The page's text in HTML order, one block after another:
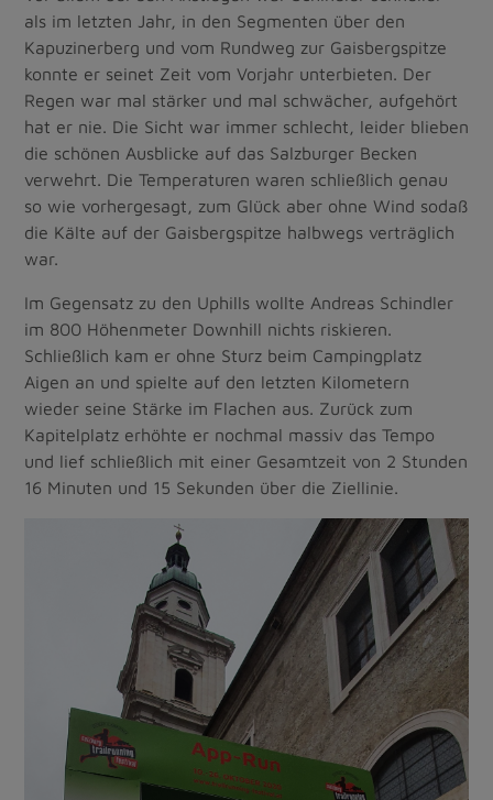
als im letzten Jahr, in den Segmenten über den
Kapuzinerberg und vom Rundweg zur Gaisbergspitze
konnte er seinet Zeit vom Vorjahr unterbieten. Der
Regen war mal stärker und mal schwächer, aufgehört
hat er nie. Die Sicht war immer schlecht, leider blieben
die schönen Ausblicke auf das Salzburger Becken
verwehrt. Die Temperaturen waren schließlich genau
so wie vorhergesagt, zum Glück aber ohne Wind sodaß
die Kälte auf der Gaisbergspitze halbwegs verträglich
war.
Im Gegensatz zu den Uphills wollte Andreas Schindler
im 800 Höhenmeter Downhill nichts riskieren.
Schließlich kam er ohne Sturz beim Campingplatz
Aigen an und spielte auf den letzten Kilometern
wieder seine Stärke im Flachen aus. Zurück zum
Kapitelplatz erhöhte er nochmal massiv das Tempo
und lief schließlich mit einer Gesamtzeit von 2 Stunden
16 Minuten und 15 Sekunden über die Ziellinie.